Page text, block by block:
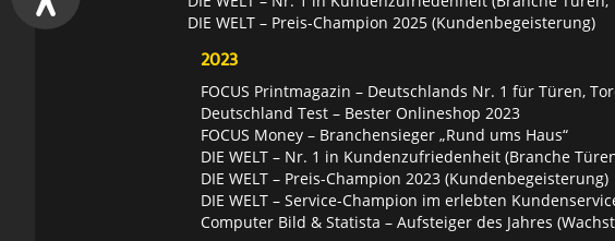
DIE WELT – Preis-Champion 2025 (Kundenbegeisterung)
2023
FOCUS Printmagazin – Deutschlands Nr. 1 für Türen,
Deutschland Test – Bester Onlineshop 2023
FOCUS Money – Branchensieger „Rund ums Haus“
DIE WELT – Nr. 1 in Kundenzufriedenheit (Branche
DIE WELT – Preis-Champion 2023 (Kundenbegeisterung)
DIE WELT – Service-Champion im erlebten
Computer Bild & Statista – Aufsteiger des Jahres